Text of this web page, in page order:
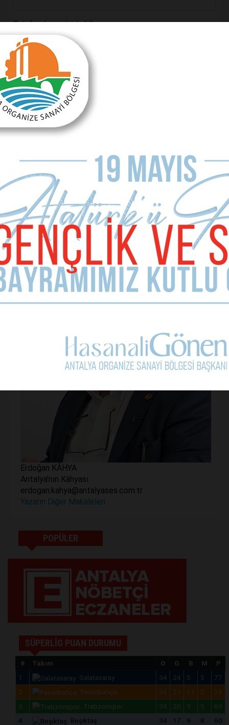
Telefon (zorunlu değil)
Kullanım Koşullarını Kabul Ediyorum.
Yorum Yap
Erdoğan KÂHYA
Antalya'nın Kâhyası
erdogan.kahya@antalyases.com.tr
Yazarın Diğer Makaleleri
POPÜLER
SÜPERLİG PUAN DURUMU
# Takım O G B M
P
1
Galatasaray 34 24 5 5
77
2
Fenerbahçe 34 21 11 2
74
3
Trabzonspor 34 20 9 5
69
4
Beşiktaş 34 17 9 8
60